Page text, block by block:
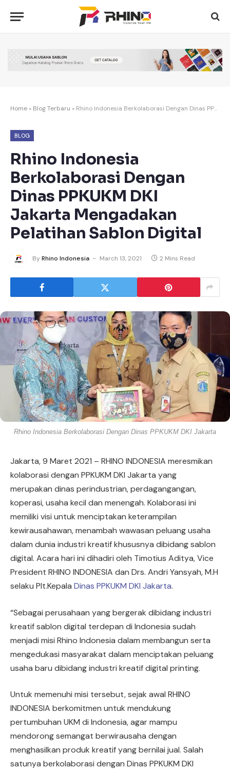
Home » Blog Terbaru » Rhino Indonesia Berkolaborasi Dengan Dinas PPKUKM DKI Jakarta Mengadakan Pelatihan Sablon Digital
BLOG
Rhino Indonesia
Berkolaborasi Dengan
Dinas PPKUKM DKI
Jakarta Mengadakan
Pelatihan Sablon Digital
ByRhino Indonesia March 13, 2021 2 Mins Read
Rhino Indonesia Berkolaborasi Dengan Dinas PPKUKM DKI Jakarta
Jakarta, 9 Maret 2021 – RHINO INDONESIA meresmikan
kolaborasi dengan PPKUKM DKI Jakarta yang
merupakan dinas perindustrian, perdagangangan,
koperasi, usaha kecil dan menengah. Kolaborasi ini
memiliki visi untuk menciptakan keterampilan
kewirausahawan, menambah wawasan peluang usaha
dalam dunia industri kreatif khususnya dibidang sablon
digital. Acara hari ini dihadiri oleh Timotius Aditya, Vice
President RHINO INDONESIA dan Drs. Andri Yansyah, M.H
selaku Plt.Kepala Dinas PPKUKM DKI Jakarta.
“Sebagai perusahaan yang bergerak dibidang industri
kreatif sablon digital terdepan di Indonesia sudah
menjadi misi Rhino Indonesia dalam membangun serta
mengedukasi masyarakat dalam menciptakan peluang
usaha baru dibidang industri kreatif digital printing.
Untuk memenuhi misi tersebut, sejak awal RHINO
INDONESIA berkomitmen untuk mendukung
pertumbuhan UKM di Indonesia, agar mampu
mendorong semangat berwirausaha dengan
menghasilkan produk kreatif yang bernilai jual. Salah
satunya berkolaborasi dengan Dinas PPKUKM DKI